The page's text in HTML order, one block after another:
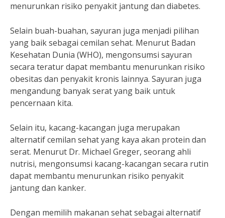
menurunkan risiko penyakit jantung dan diabetes.
Selain buah-buahan, sayuran juga menjadi pilihan
yang baik sebagai cemilan sehat. Menurut Badan
Kesehatan Dunia (WHO), mengonsumsi sayuran
secara teratur dapat membantu menurunkan risiko
obesitas dan penyakit kronis lainnya. Sayuran juga
mengandung banyak serat yang baik untuk
pencernaan kita.
Selain itu, kacang-kacangan juga merupakan
alternatif cemilan sehat yang kaya akan protein dan
serat. Menurut Dr. Michael Greger, seorang ahli
nutrisi, mengonsumsi kacang-kacangan secara rutin
dapat membantu menurunkan risiko penyakit
jantung dan kanker.
Dengan memilih makanan sehat sebagai alternatif